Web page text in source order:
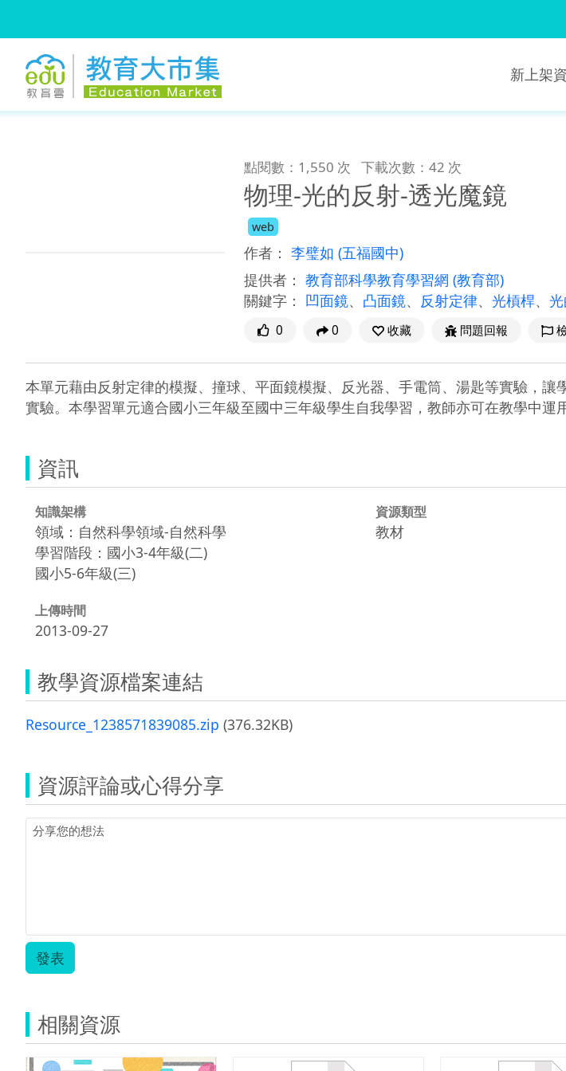
新上架
點閱數：1,550 次 下載次數：42 次
物理-光的反射-透光魔鏡
web
作者： 李璧如 (五福國中)
提供者： 教育部科學教育學習網 (教育部)
關鍵字： 凹面鏡、 凸面鏡、 反射定律、 光槓桿、
0 0 收藏 問題回報
本單元藉由反射定律的模擬、撞球、平面鏡模擬、反光器、手電筒、湯匙等實驗，
實驗。本學習單元適合國小三年級至國中三年級學生自我學習，教師亦可在教學中運
資訊
知識架構
領域：自然科學領域-自然科學
學習階段：國小3-4年級(二)
國小5-6年級(三)
資源類型
教材
上傳時間
2013-09-27
教學資源檔案連結
Resource_1238571839085.zip (376.32KB)
資源評論或心得分享
發表
相關資源